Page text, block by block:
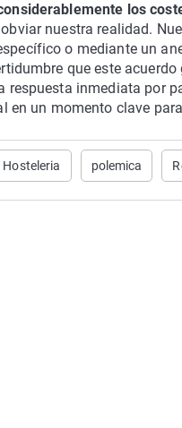
los
nuestra realidad.
o mediante un
que este
respuesta inmediata por
en un momento clave
Hosteleria polemica